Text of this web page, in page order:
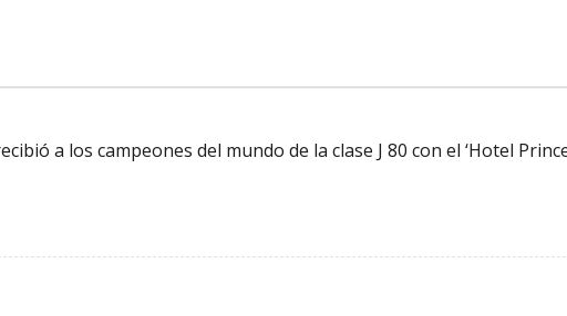
a los campeones del mundo de la clase J 80 con el ‘Hotel